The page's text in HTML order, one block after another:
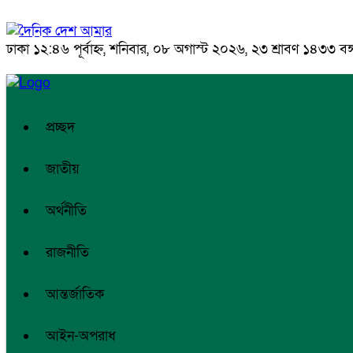
ঢাকা ১২:৪৬ পূর্বাহ্ন, শনিবার, ০৮ অগাস্ট ২০২৬, ২৩ শ্রাবণ ১৪৩৩
প্রচ্ছদ
জাতীয়
অর্থনীতি
রাজনীতি
আন্তর্জাতিক
আইন-অপরাধ